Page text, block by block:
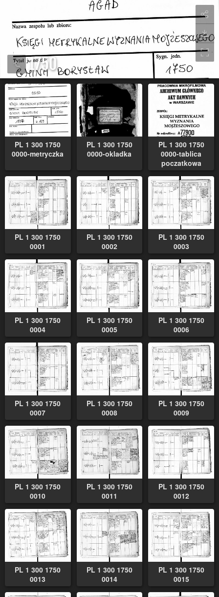
1750
PL 1 300 1750
0000-metryczka
PL 1 300 1750
0000-okladka
PL 1 300 1750
0000-tablica
poczatkowa
PL 1 300 1750
0001
PL 1 300 1750
0002
PL 1 300 1750
0003
PL 1 300 1750
0004
PL 1 300 1750
0005
PL 1 300 1750
0006
PL 1 300 1750
0007
PL 1 300 1750
0008
PL 1 300 1750
0009
PL 1 300 1750
0010
PL 1 300 1750
0011
PL 1 300 1750
0012
PL 1 300 1750
0013
PL 1 300 1750
0014
PL 1 300 1750
0015